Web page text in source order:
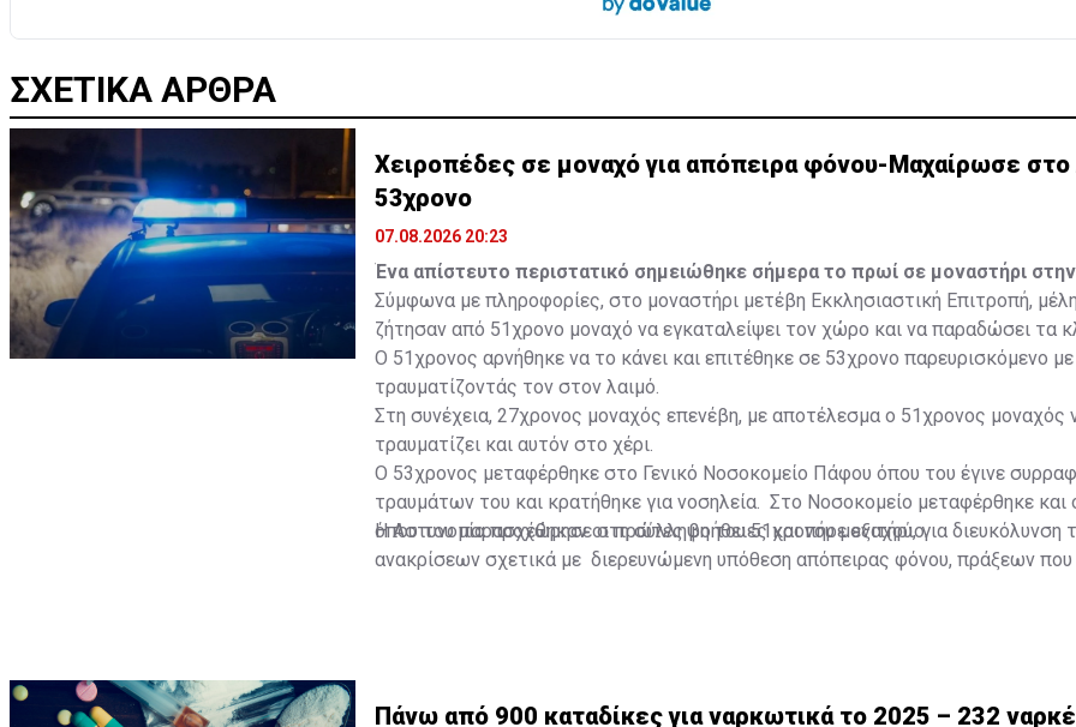
ΣΧΕΤΙΚΑ ΑΡΘΡΑ
Χειροπέδες σε μοναχό για απόπειρα φόνου-Μαχαίρωσε στο
53χρονο
07.08.2026 20:23
Ένα απίστευτο περιστατικό σημειώθηκε σήμερα το πρωί σε μοναστήρι
Σύμφωνα με πληροφορίες, στο μοναστήρι μετέβη Εκκλησιαστική Επιτροπή,
ζήτησαν από 51χρονο μοναχό να εγκαταλείψει τον χώρο και να παραδώσει τα
Ο 51χρονος αρνήθηκε να το κάνει και επιτέθηκε σε 53χρονο παρευρισκόμενο με
τραυματίζοντάς τον στον λαιμό.
Στη συνέχεια, 27χρονος μοναχός επενέβη, με αποτέλεσμα ο 51χρονος μοναχός
τραυματίζει και αυτόν στο χέρι.
Ο 53χρονος μεταφέρθηκε στο Γενικό Νοσοκομείο Πάφου όπου του έγινε
τραυμάτων του και κρατήθηκε για νοσηλεία. Στο Νοσοκομείο μεταφέρθηκε και
όπου του παρασχέθηκαν οι πρώτες βοήθειες και πήρε εξιτήριο.
Η Αστυνομία προχώρησε στη σύλληψη του 51χρονου μοναχού, για διευκόλυνση
ανακρίσεων σχετικά με διερευνώμενη υπόθεση απόπειρας φόνου, πράξεων
Πάνω από 900 καταδίκες για ναρκωτικά το 2025 – 232